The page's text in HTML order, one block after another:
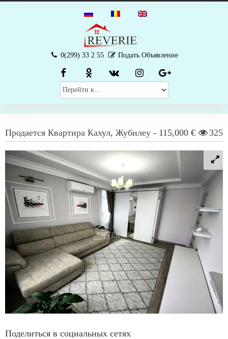
0(299) 33 2 55 Подать Объявление
Продается Квартира Кахул, Жубилеу - 115,000 € 325
Поделиться в социальных сетях